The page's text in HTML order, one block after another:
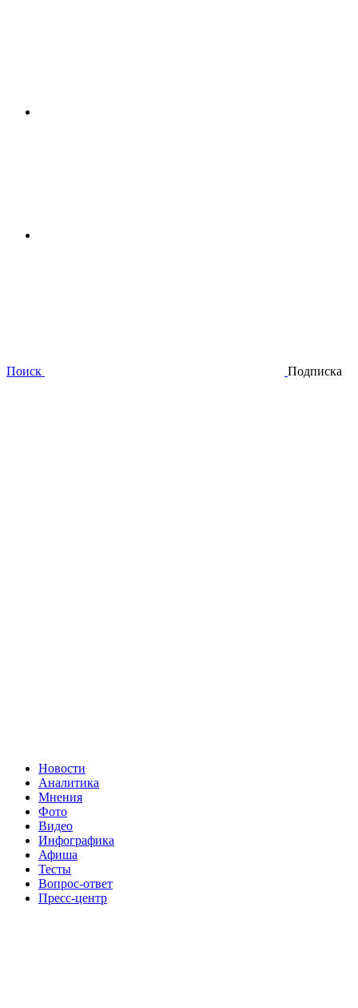
Поиск Подписка
Новости
Аналитика
Мнения
Фото
Видео
Инфографика
Афиша
Тесты
Вопрос-ответ
Пресс-центр